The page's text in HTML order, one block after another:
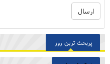
پربحث ترین روز